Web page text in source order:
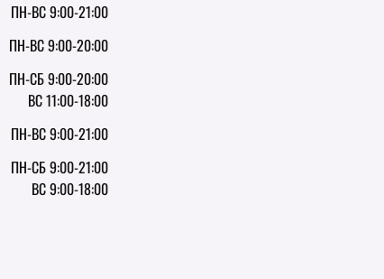
ПН-ВС 9:00-21:00
ПН-ВС 9:00-20:00
ПН-СБ 9:00-20:00
ВС 11:00-18:00
ПН-ВС 9:00-21:00
ПН-СБ 9:00-21:00
ВС 9:00-18:00